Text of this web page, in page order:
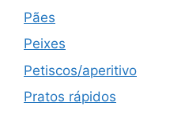
Pães
Peixes
Petiscos/aperitivo
Pratos rápidos